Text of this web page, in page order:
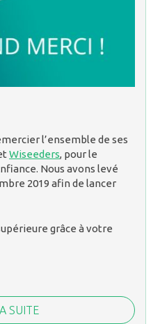
l’ensemble de ses
Wiseeders, pour le
Nous avons levé
2019 afin de lancer
grâce à votre
SUITE